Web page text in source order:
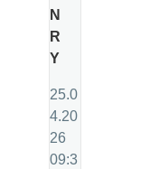
N
R
Y
25.0
4.20
26
09:3